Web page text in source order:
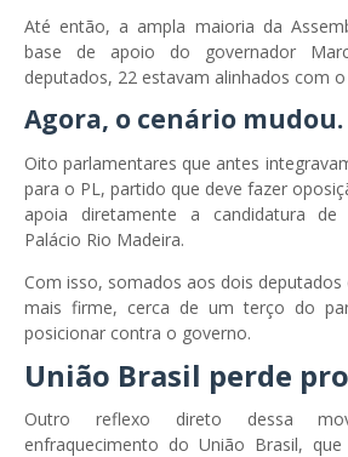
Até então, a ampla maioria da
base de apoio do governador
deputados, 22 estavam alinhados com
Agora, o cenário mudou.
Oito parlamentares que antes
para o PL, partido que deve fazer
apoia diretamente a candidatura
Palácio Rio Madeira.
Com isso, somados aos dois
mais firme, cerca de um terço do
posicionar contra o governo.
União Brasil perde
Outro reflexo direto dessa
enfraquecimento do União Brasil,